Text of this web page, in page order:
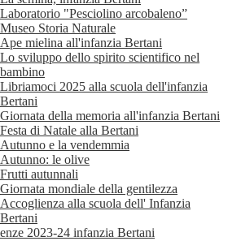
Laboratorio "Pesciolino arcobaleno”
Museo Storia Naturale
Ape mielina all'infanzia Bertani
Lo sviluppo dello spirito scientifico nel
bambino
Libriamoci 2025 alla scuola dell'infanzia
Bertani
Giornata della memoria all'infanzia Bertani
Festa di Natale alla Bertani
Autunno e la vendemmia
Autunno: le olive
Frutti autunnali
Giornata mondiale della gentilezza
Accoglienza alla scuola dell' Infanzia
Bertani
2023-24 infanzia Bertani